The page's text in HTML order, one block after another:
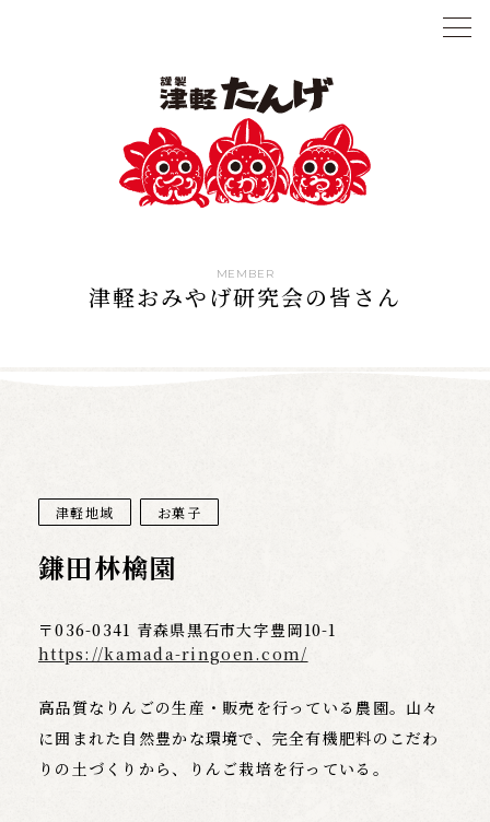
MEMBER
津軽おみやげ研究会の皆さん
津軽地域 お菓子
鎌田林檎園
〒036-0341 青森県黒石市大字豊岡10-1
https://kamada-ringoen.com/
高品質なりんごの生産・販売を行っている農園。山々
に囲まれた自然豊かな環境で、完全有機肥料のこだわ
りの土づくりから、りんご栽培を行っている。